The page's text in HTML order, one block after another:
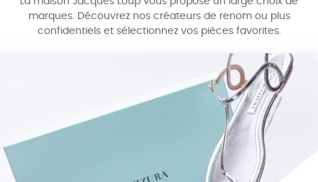
marques. Découvrez nos créateurs de renom ou plus
confidentiels et sélectionnez vos pièces favorites.